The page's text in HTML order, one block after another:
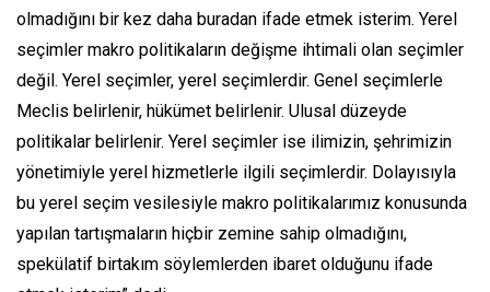
olmadığını bir kez daha buradan ifade etmek isterim. Yerel
seçimler makro politikaların değişme ihtimali olan seçimler
değil. Yerel seçimler, yerel seçimlerdir. Genel seçimlerle
Meclis belirlenir, hükümet belirlenir. Ulusal düzeyde
politikalar belirlenir. Yerel seçimler ise ilimizin, şehrimizin
yönetimiyle yerel hizmetlerle ilgili seçimlerdir. Dolayısıyla
bu yerel seçim vesilesiyle makro politikalarımız konusunda
yapılan tartışmaların hiçbir zemine sahip olmadığını,
spekülatif birtakım söylemlerden ibaret olduğunu ifade